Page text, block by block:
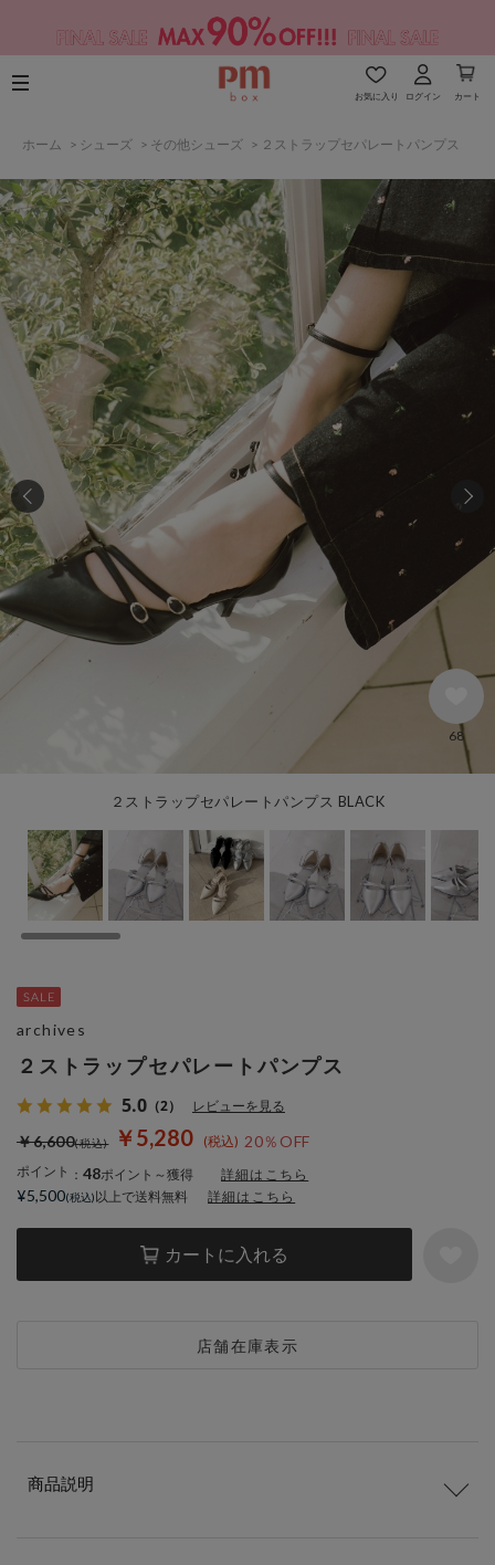
お気に入り ログイン カート
ホーム > シューズ > その他シューズ > ２ストラップセパレートパンプス
２ストラップセパレートパンプス BLACK
68
２ストラップセパレートパンプス
5.0 （2） レビューを見る
￥5,280 20％OFF
￥6,600
ポイント ： 48ポイント～獲得 詳細はこちら
カートに入れる
店舗在庫表示
archives
¥5,500 以上で送料無料 詳細はこちら
商品説明